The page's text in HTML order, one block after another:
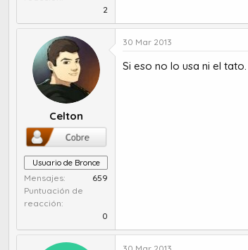
2
Celton
Usuario de Bronce
Mensajes
659
Puntuación de
reacción
0
30 Mar 2013
Si eso no lo usa ni el tato.